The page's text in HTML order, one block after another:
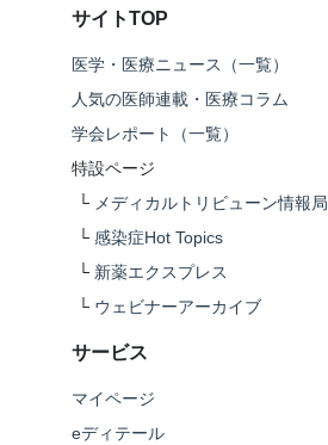
サイトTOP
医学・医療ニュース（一覧）
人気の医師連載・医療コラム
学会レポート（一覧）
特設ページ
└ メディカルトリビューン情報局
└ 感染症Hot Topics
└ 新薬エクスプレス
└ ウェビナーアーカイブ
サービス
マイページ
eディテール